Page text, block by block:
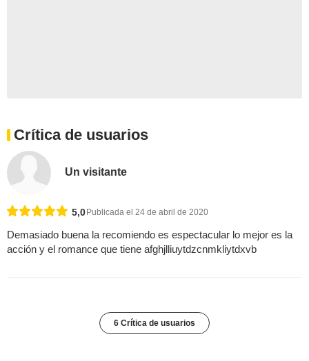
Crítica de usuarios
Un visitante
5,0 Publicada el 24 de abril de 2020
Demasiado buena la recomiendo es espectacular lo mejor es la
acción y el romance que tiene afghjlliuytdzcnmkliytdxvb
6 Crítica de usuarios